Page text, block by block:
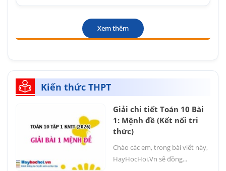
Xem thêm
Kiến thức THPT
Giải chi tiết Toán 10 Bài
1: Mệnh đề (Kết nối tri
thức)
Chào các em, trong bài viết này,
HayHocHoi.Vn sẽ đồng...